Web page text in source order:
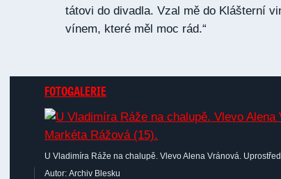
tátovi do divadla. Vzal mě do Klášterní
vínem, které měl moc rád.“
FOTOGALERIE
U Vladimíra Ráže na chalupě. Vlevo Alena Vránová.
Autor: Archiv Blesku